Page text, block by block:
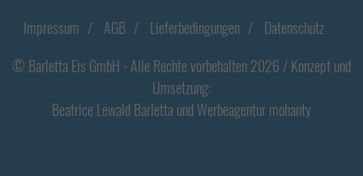
Impressum AGB Lieferbedingungen
Datenschutz
© Barletta Eis GmbH - Alle Rechte vorbehalten 2026 / Konzept und
Umsetzung:
Beatrice Lewald Barletta undWerbeagenturmohanty